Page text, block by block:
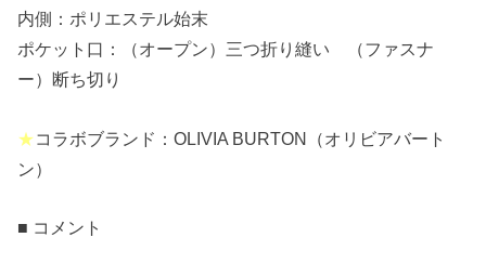
内側：ポリエステル始末
ポケット口：（オープン）三つ折り縫い （ファスナ
ー）断ち切り
★コラボブランド：OLIVIA BURTON（オリビアバート
ン）
■ コメント